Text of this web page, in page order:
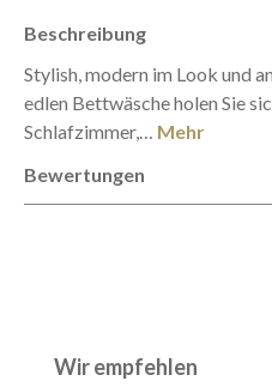
Beschreibung
Stylish, modern im Look und
edlen Bettwäsche holen Sie
Schlafzimmer,… Mehr
Bewertungen
Produktgalerie überspringen
Wir empfehlen